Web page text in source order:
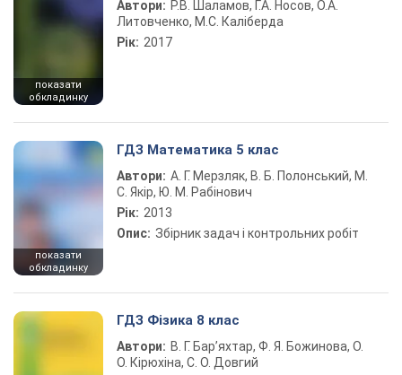
показати
обкладинку
Автори: Р.В. Шаламов, Г.А. Носов, О.А.
Литовченко, М.С. Каліберда
Рік: 2017
показати
обкладинку
ГДЗ Математика 5 клас
Автори: А. Г. Мерзляк, В. Б. Полонський, М.
С. Якір, Ю. М. Рабінович
Рік: 2013
Опис: Збірник задач і контрольних робіт
ГДЗ Фізика 8 клас
Автори: В. Г. Бар’яхтар, Ф. Я. Божинова, О.
О. Кірюхіна, С. О. Довгий